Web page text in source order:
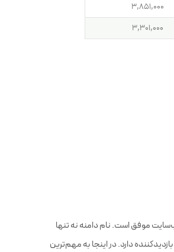
3,851,000
3,301,000
موفق است. نام دامنه نه تنها
دارد. در اینجا به مهم‌ترین